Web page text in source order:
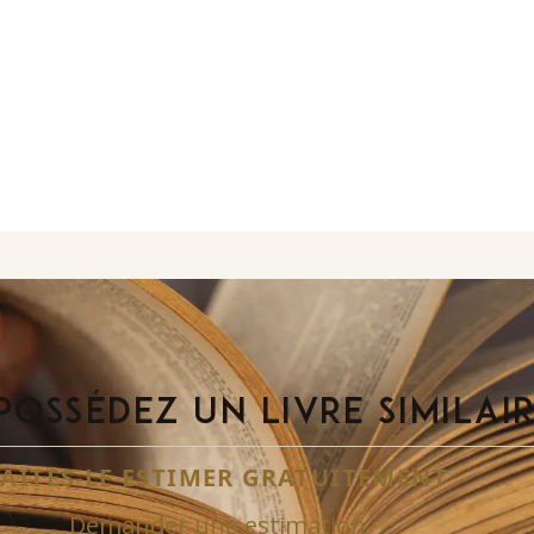
UN LIVRE
LE ESTIMER GRATUITEMENT
Demander une estimation